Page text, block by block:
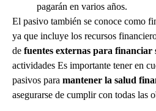
pagarán en varios años.
El pasivo también se conoce como
ya que incluye los recursos
de fuentes externas para financiar
actividades Es importante tener en
pasivos para mantener la salud
asegurarse de cumplir con todas las